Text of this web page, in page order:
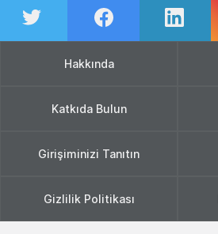
Hakkında
Katkıda Bulun
Girişiminizi Tanıtın
Gizlilik Politikası